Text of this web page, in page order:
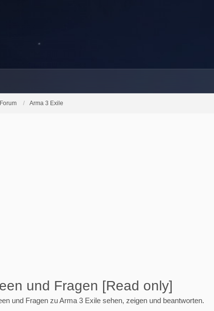
Forum Arma 3 Exile
und Fragen [Read only]
und Fragen zu Arma 3 Exile sehen, zeigen und beantworten.